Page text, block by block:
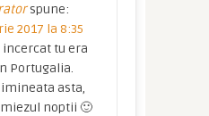
spune:
2017 la 8:35
incercat tu era
Portugalia.
asta,
noptii 🙂